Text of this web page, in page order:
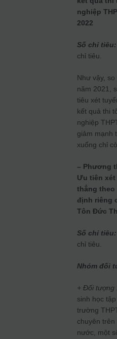
nghiệp
2022
Số chỉ tiêu:
chỉ tiêu.
Như vậy, so
năm 2021,
tiêu xét
kết quả thi
nghiệp
giảm mạnh
xuống chỉ
– Phương
Ưu tiên xét
thẳng theo
định riêng
Tôn Đức
Số chỉ tiêu:
chỉ tiêu.
Nhóm đối
+ Đối tượng
sinh học
trường
chuyên trên
nước, một